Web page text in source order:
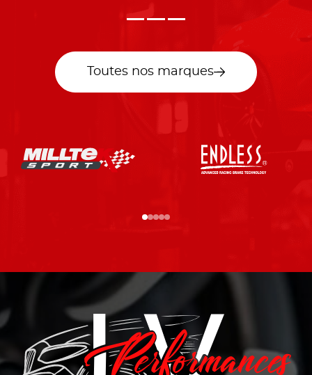
Toutes nos marques